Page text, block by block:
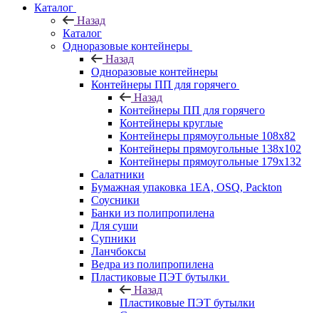
Каталог
Назад
Каталог
Одноразовые контейнеры
Назад
Одноразовые контейнеры
Контейнеры ПП для горячего
Назад
Контейнеры ПП для горячего
Контейнеры круглые
Контейнеры прямоугольные 108х82
Контейнеры прямоугольные 138х102
Контейнеры прямоугольные 179х132
Салатники
Бумажная упаковка 1ЕА, OSQ, Packton
Соусники
Банки из полипропилена
Для суши
Супники
Ланчбоксы
Ведра из полипропилена
Пластиковые ПЭТ бутылки
Назад
Пластиковые ПЭТ бутылки